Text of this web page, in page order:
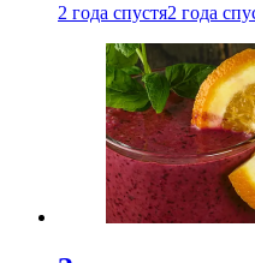
2 года спустя2 года